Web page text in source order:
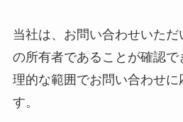
当社は、お問い合わせいた
の所有者であることが確認
理的な範囲でお問い合わせに
す。